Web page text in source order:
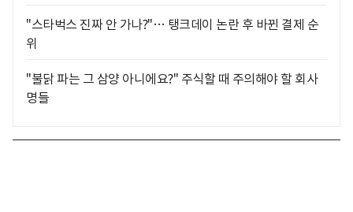
"스타벅스 진짜 안 가나?"… 탱크데이 논란 후 바뀐 결제 순
위
"불닭 파는 그 삼양 아니에요?" 주식할 때 주의해야 할 회사
명들